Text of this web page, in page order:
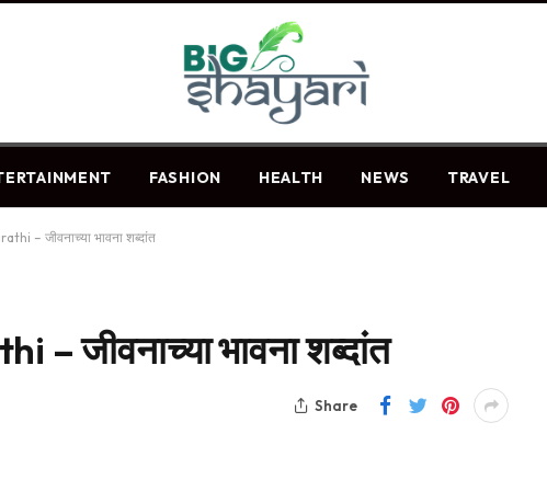
FASHION HEALTH NEWS TRAVEL
– जीवनाच्या भावना शब्दांत
जीवनाच्या भावना शब्दांत
Share